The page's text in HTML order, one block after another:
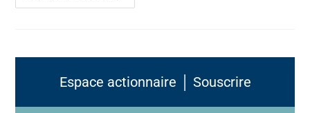
Espace actionnaire │ Souscrire